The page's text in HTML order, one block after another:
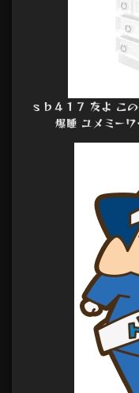
ｓｂ４１７ 友よ こ
爆睡 ユメミー